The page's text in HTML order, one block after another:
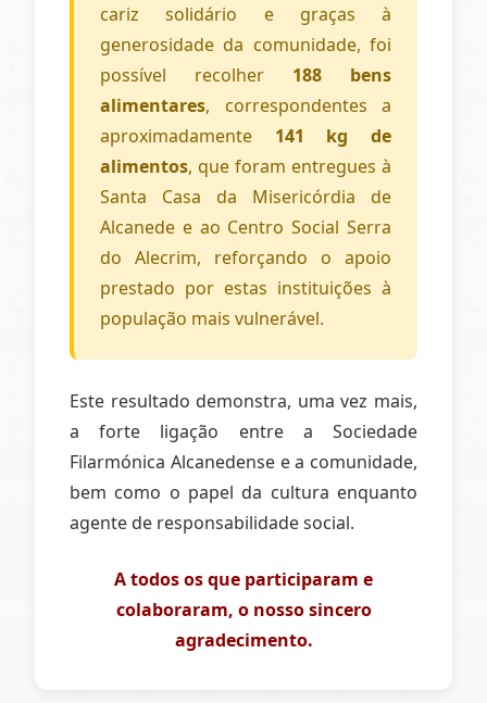
cariz solidário e graças à
generosidade da comunidade, foi
possível recolher 188 bens
alimentares, correspondentes a
aproximadamente 141 kg de
alimentos, que foram entregues à
Santa Casa da Misericórdia de
Alcanede e ao Centro Social Serra
do Alecrim, reforçando o apoio
prestado por estas instituições à
população mais vulnerável.
Este resultado demonstra, uma vez mais,
a forte ligação entre a Sociedade
Filarmónica Alcanedense e a comunidade,
bem como o papel da cultura enquanto
agente de responsabilidade social.
A todos os que participaram e
colaboraram, o nosso sincero
agradecimento.